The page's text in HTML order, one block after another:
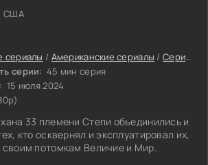
США
сериалы / Американские сериалы /Сериалы 2024
серии: 45 мин серия
15 июля 2024
33 племени Степи объединились и
кто осквернял и эксплуатировал их,
своим потомкам Величие и Мир.